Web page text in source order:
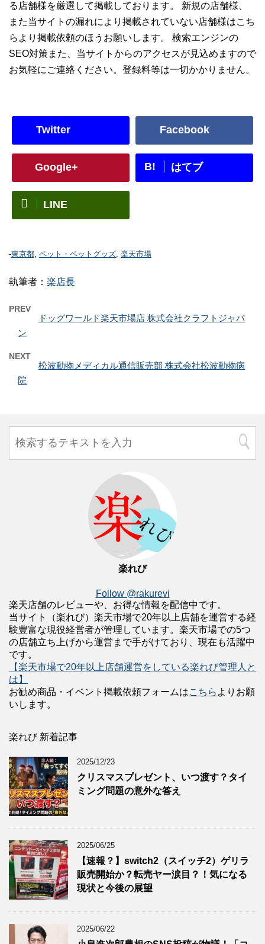
る店舗様を厳選して掲載しております。 新規の店舗様、
また当サイトの漏れにより掲載されていない店舗様はこち
らより掲載依頼のほうお願いします。 検索エンジンの
SEO対策また、当サイトからのアクセスが見込めますので
お気軽にご連絡ください。登録料等は一切かかりません。
Twitter Facebook
Google+ B! はてブ
LINE
-東京都, ペット・ペットグッズ, 楽天市場
執筆者： 楽店長
PREV
ドッグワールド楽天市場店 株式会社クラフトジャパ
ン
NEXT
松波動物メディカル通信販売部 株式会社松波動物病
院
楽れび
Follow @rakurevi
楽天店舗のレビューや、お得な情報を配信中です。
当サイト（楽れび）楽天市場で20年以上店舗を運営する経
験豊富な現役経営者が管理しています。楽天市場での5つ
の店舗立ち上げから運営まで手がけており、現在も活躍中
です。
【楽天市場で20年以上店舗運営をしている楽れび管理人と
は】
お勧め商品・イベント掲載依頼フォームはこちら よりお願
いします。
楽れび 新着記事
2025/12/23
クリスマスプレゼント、いつ渡す？タイ
ミング問題の意外な答え
2025/06/25
【速報？】switch2（スイッチ2）ゲリラ
販売開始か？転売ヤー涙目？！気になる
現状と今後の展望
2025/06/22